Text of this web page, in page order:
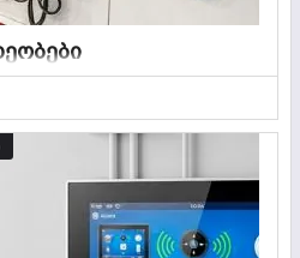
დომოფონი
და კომფორტის შეუცვლელი
კორპუსების, ასევე
საოფისე შენობების
მართლაც ბევრი უპირატესობა
აკრძალულია, არ არის
გადაადგილება